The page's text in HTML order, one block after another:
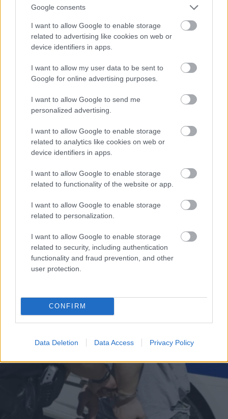
Google consents
I want to allow Google to enable storage
related to advertising like cookies on web or
device identifiers in apps.
I want to allow my user data to be sent to
Google for online advertising purposes.
I want to allow Google to send me
personalized advertising.
I want to allow Google to enable storage
related to analytics like cookies on web or
device identifiers in apps.
I want to allow Google to enable storage
related to functionality of the website or app.
I want to allow Google to enable storage
related to personalization.
I want to allow Google to enable storage
related to security, including authentication
functionality and fraud prevention, and other
user protection.
CONFIRM
Data Deletion Data Access Privacy Policy
ΤΟΠΙΚΑ ΝΕΑ
Η Ναταλία Γοροζίδου,
του 2ου ΓΕΛ Αμαλιάδας,
5η θέση στον κόσμο στο
ΤΟΠΙΚΑ ΝΕΑ
Συνελήφθη ο πρόεδρος της
Κοινότητας, σχόλασε το
πανηγύρι!
πινακίδες υπό την επήρεια αλκοόλ